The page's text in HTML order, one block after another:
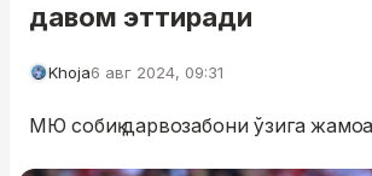
давом эттиради
Khoja6 авг 2024, 09:31
МЮ собиқ дарвозабони ўзига